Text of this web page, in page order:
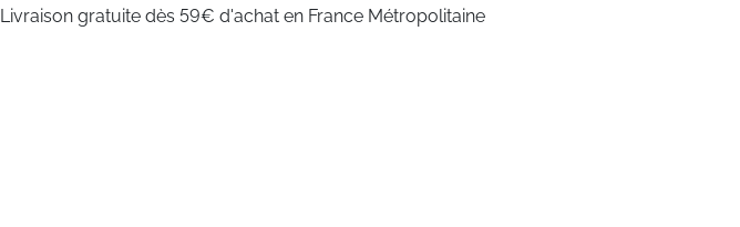
Livraison gratuite dès 59€ d'achat en France Métropolitaine